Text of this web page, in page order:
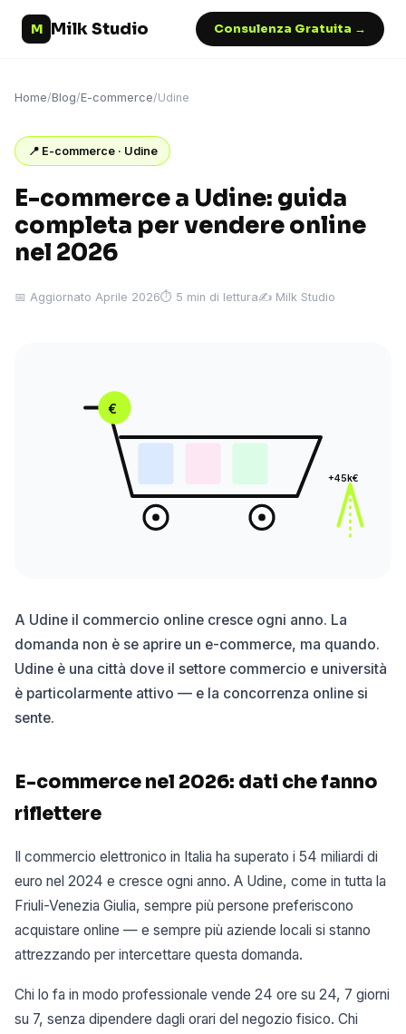
M Milk Studio Consulenza Gratuita →
Home/Blog/E-commerce/Udine
📍 E-commerce · Udine
E-commerce a Udine: guida
completa per vendere online
nel 2026
📅 Aggiornato Aprile 2026⏱ 5 min di lettura✍️ Milk Studio
+45k€
€
A Udine il commercio online cresce ogni anno. La
domanda non è se aprire un e-commerce, ma quando.
Udine è una città dove il settore commercio e università
è particolarmente attivo — e la concorrenza online si
sente.
E-commerce nel 2026: dati che fanno
riflettere
Il commercio elettronico in Italia ha superato i 54 miliardi di
euro nel 2024 e cresce ogni anno. A Udine, come in tutta la
Friuli-Venezia Giulia, sempre più persone preferiscono
acquistare online — e sempre più aziende locali si stanno
attrezzando per intercettare questa domanda.
Chi lo fa in modo professionale vende 24 ore su 24, 7 giorni
su 7, senza dipendere dagli orari del negozio fisico. Chi